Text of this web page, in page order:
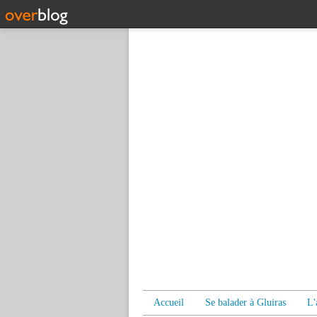
Accueil Se balader à Gluiras